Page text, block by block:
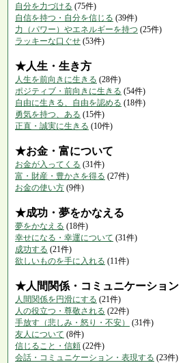
自分を力づける (75件)
自信を持つ・自分を信じる (39件)
力（パワー）やエネルギーを持つ (25件)
ラッキーな口ぐせ (53件)
★人生・生き方
人生を前向きに生きる (28件)
ポジティブ・前向きに生きる (54件)
自由に生きる、自由を認める (18件)
勇気を持つ、ある (15件)
正直・誠実に生きる (10件)
★お金・富について
お金が入ってくる (31件)
富・財産・豊かさを得る (27件)
お金の使い方 (9件)
★成功・夢をかなえる
夢をかなえる (18件)
幸せになる・幸運について (31件)
成功する (21件)
欲しいものを手に入れる (11件)
★人間関係・コミュニケーション
人間関係を円滑にする (21件)
人の役立つ・尊敬される (22件)
手放す（悲しみ・怒り・不安）
(31件)
友人について (8件)
信じること・信頼 (22件)
会話・コミュニケーション・表現する (23件)